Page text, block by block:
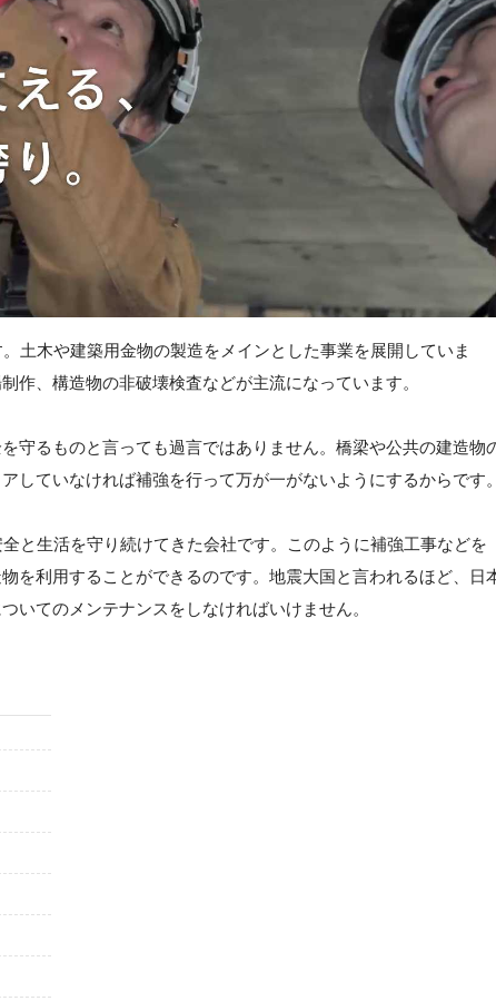
土木や建築用金物の製造をメインとした事業を展開していま
作、構造物の非破壊検査などが主流になっています。
守るものと言っても過言ではありません。橋梁や公共の建造物
していなければ補強を行って万が一がないようにするからです。
と生活を守り続けてきた会社です。このように補強工事などを
を利用することができるのです。地震大国と言われるほど、日
いてのメンテナンスをしなければいけません。